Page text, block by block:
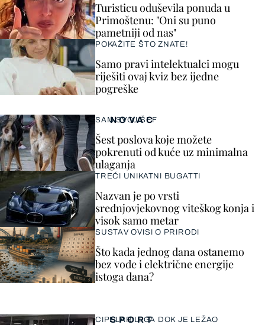
Turisticu oduševila ponuda u
Primoštenu: "Oni su puno
pametniji od nas"
POKAŽITE ŠTO ZNATE!
Samo pravi intelektualci mogu
riješiti ovaj kviz bez ijedne
pogreške
SPORT
CIPELARILI GA DOK JE LEŽAO
NOVAC
SAM SVOJ ŠEF
Šest poslova koje možete
pokrenuti od kuće uz minimalna
ulaganja
TREĆI UNIKATNI BUGATTI
Nazvan je po vrsti
srednjovjekovnog viteškog konja i
visok samo metar
SUSTAV OVISI O PRIRODI
Što kada jednog dana ostanemo
bez vode i električne energije
istoga dana?